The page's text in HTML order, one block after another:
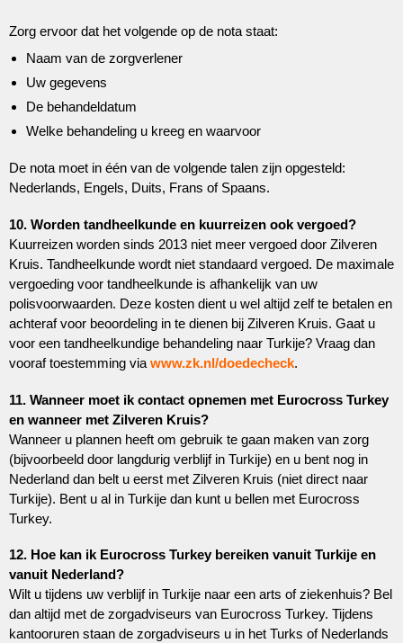
Zorg ervoor dat het volgende op de nota staat:
Naam van de zorgverlener
Uw gegevens
De behandeldatum
Welke behandeling u kreeg en waarvoor
De nota moet in één van de volgende talen zijn opgesteld:
Nederlands, Engels, Duits, Frans of Spaans.
10. Worden tandheelkunde en kuurreizen ook vergoed?
Kuurreizen worden sinds 2013 niet meer vergoed door Zilveren
Kruis. Tandheelkunde wordt niet standaard vergoed. De maximale
vergoeding voor tandheelkunde is afhankelijk van uw
polisvoorwaarden. Deze kosten dient u wel altijd zelf te betalen en
achteraf voor beoordeling in te dienen bij Zilveren Kruis. Gaat u
voor een tandheelkundige behandeling naar Turkije? Vraag dan
vooraf toestemming via www.zk.nl/doedecheck.
11. Wanneer moet ik contact opnemen met Eurocross Turkey
en wanneer met Zilveren Kruis?
Wanneer u plannen heeft om gebruik te gaan maken van zorg
(bijvoorbeeld door langdurig verblijf in Turkije) en u bent nog in
Nederland dan belt u eerst met Zilveren Kruis (niet direct naar
Turkije). Bent u al in Turkije dan kunt u bellen met Eurocross
Turkey.
12. Hoe kan ik Eurocross Turkey bereiken vanuit Turkije en
vanuit Nederland?
Wilt u tijdens uw verblijf in Turkije naar een arts of ziekenhuis? Bel
dan altijd met de zorgadviseurs van Eurocross Turkey. Tijdens
kantooruren staan de zorgadviseurs u in het Turks of Nederlands